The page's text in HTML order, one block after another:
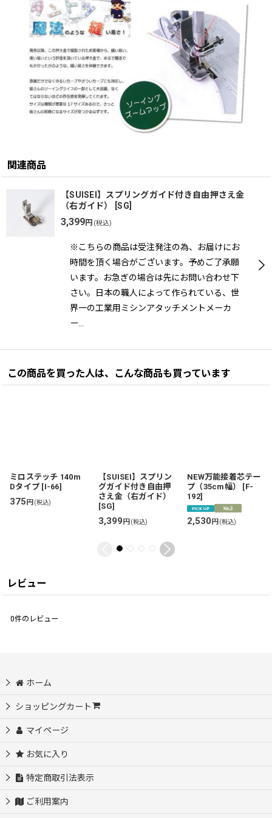
関連商品
【SUISEI】スプリングガイド付き自由押さえ金
（右ガイド）
[SG
3,399円 (税込)
※こちらの商品は受注発注の為、お届けにお
時間を頂く場合がございます。予めご了承願
います。お急ぎの場合は先にお問い合わせ下
さい。日本の職人によって作られている、世
界一の工業用ミシンアタッチメントメーカ
ー…
この商品を買った人は、こんな商品も買っています
ミロステッチ 140m
Dタイプ [I-66]
375円(税込)
【SUISEI】スプリン
グガイド付き自由押
さえ金（右ガイド）
[SG]
3,399円(税込)
NEW万能接着芯テー
プ（35cm幅）
[F-
192]
2,530円(税込)
レビュー
0件のレビュー
ホーム
ショッピングカート
マイページ
お気に入り
特定商取引法表示
ご利用案内